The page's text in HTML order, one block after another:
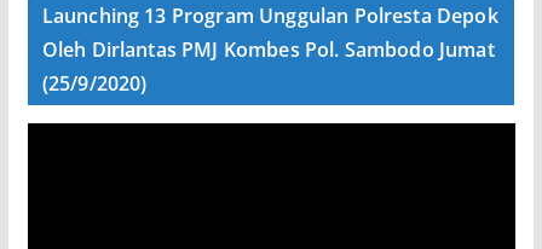
Launching 13 Program Unggulan Polresta Depok
Oleh Dirlantas PMJ Kombes Pol. Sambodo Jumat
(25/9/2020)